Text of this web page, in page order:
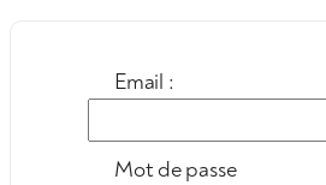
Email :
Mot de passe